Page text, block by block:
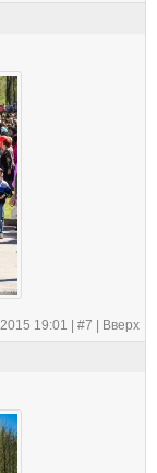
19:01 | #7 Вверх